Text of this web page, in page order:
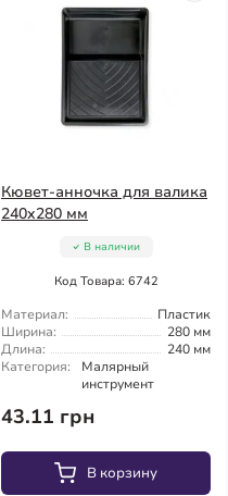
Кювет-анночка для валика
240x280 мм
В наличии
Код Товара: 6742
Материал:
Пластик
Ширина:
280 мм
Длина:
240 мм
Категория:
Малярный
инструмент
43.11 грн
В корзину